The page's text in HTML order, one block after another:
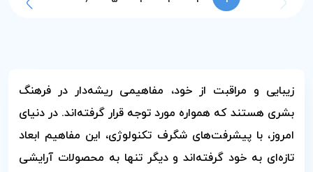
زیبایی و مراقبت از خود، مفاهیمی ریشه‌دار در فرهنگ
بشری هستند که همواره مورد توجه قرار گرفته‌اند. در دنیای
امروز، با پیشرفت‌های شگرف تکنولوژی، این مفاهیم ابعاد
تازه‌ای به خود گرفته‌اند و دیگر تنها به محصولات آرایشی